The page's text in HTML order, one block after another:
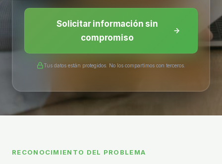
Solicitar información sin
compromiso
Tus datos están protegidos. No los compartimos con terceros.
RECONOCIMIENTO DEL PROBLEMA